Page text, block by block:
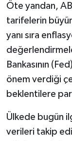
Öte yandan,
tarifelerin
yanı sıra
Bankasının
önem verdiği
beklentilere
Ülkede bugün
verileri takip